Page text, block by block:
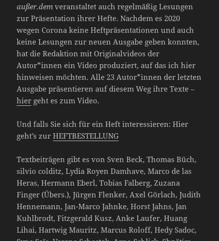
außer.dem veranstaltet auch regelmäßig Lesungen
zur Präsentation ihrer Hefte. Nachdem es 2020
wegen Corona keine Heftpräsentationen und auch
keine Lesungen zur neuen Ausgabe geben konnten,
hat die Redaktion mit Originalvideos der
Autor*innen ein Video produziert, auf das ich hier
hinweisen möchten. Alle 23 Autor*innen der letzten
Ausgabe präsentieren auf diesem Weg ihre Texte –
hier geht es zum Video.
Und falls Sie sich für ein Heft interessieren: Hier
geht’s zurHEFTBESTELLUNG
Textbeiträgen gibt es von Sven Beck, Thomas Büch,
silvio colditz, Lydia Royen Damhave, Marco de las
Heras, Hermann Eberl, Tobias Falberg, Zuzana
Finger (Übers.), Jürgen Flenker, Axel Görlach, Judith
Hennemann, Jan-Marco Jahnke, Horst Jahns, Jan
Kuhlbrodt, Fitzgerald Kusz, Anke Laufer, Huang
Lihai, Hartwig Mauritz, Marcus Roloff, Hedy Sadoc,